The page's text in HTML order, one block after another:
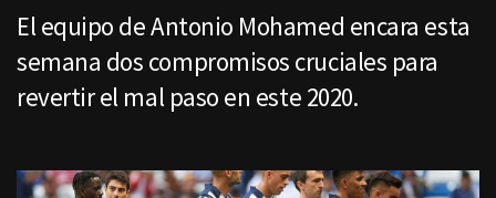
El equipo de Antonio Mohamed encara esta
semana dos compromisos cruciales para
revertir el mal paso en este 2020.